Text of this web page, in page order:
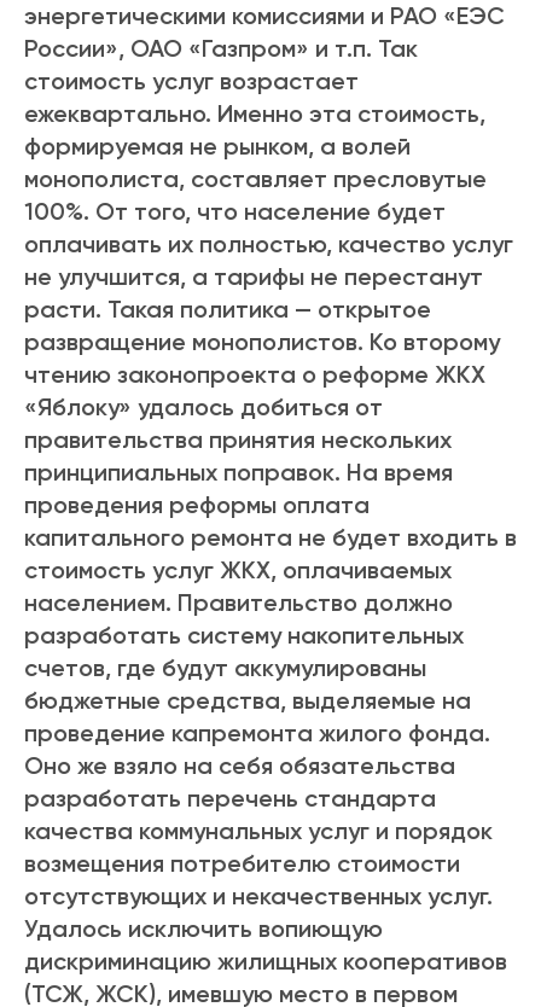
энергетическими комиссиями и РАО «ЕЭС
России», ОАО «Газпром» и т.п. Так
стоимость услуг возрастает
ежеквартально. Именно эта стоимость,
формируемая не рынком, а волей
монополиста, составляет пресловутые
100%. От того, что население будет
оплачивать их полностью, качество услуг
не улучшится, а тарифы не перестанут
расти. Такая политика — открытое
развращение монополистов. Ко второму
чтению законопроекта о реформе ЖКХ
«Яблоку» удалось добиться от
правительства принятия нескольких
принципиальных поправок. На время
проведения реформы оплата
капитального ремонта не будет входить в
стоимость услуг ЖКХ, оплачиваемых
населением. Правительство должно
разработать систему накопительных
счетов, где будут аккумулированы
бюджетные средства, выделяемые на
проведение капремонта жилого фонда.
Оно же взяло на себя обязательства
разработать перечень стандарта
качества коммунальных услуг и порядок
возмещения потребителю стоимости
отсутствующих и некачественных услуг.
Удалось исключить вопиющую
дискриминацию жилищных кооперативов
(ТСЖ, ЖСК), имевшую место в первом